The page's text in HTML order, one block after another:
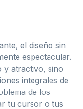
el diseño sin
espectacular.
y atractivo, sino
integrales de
de los
tu cursor o tus